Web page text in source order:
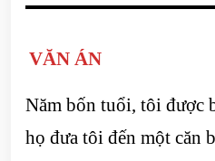
VĂN ÁN
Năm bốn tuổi, tôi được
họ đưa tôi đến một căn